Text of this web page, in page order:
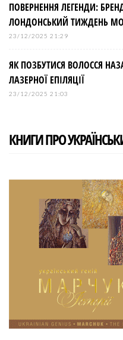
ПОВЕРНЕННЯ ЛЕГЕНДИ:
ЛОНДОНСЬКИЙ ТИЖДЕНЬ
23/12/2025 21:29
ЯК ПОЗБУТИСЯ ВОЛОССЯ
ЛАЗЕРНОЇ ЕПІЛЯЦІЇ
23/12/2025 21:03
КНИГИ ПРО